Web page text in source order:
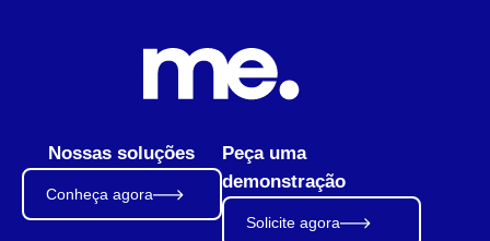
Nossas soluções
Conheça agora
Peça uma
demonstração
Solicite agora